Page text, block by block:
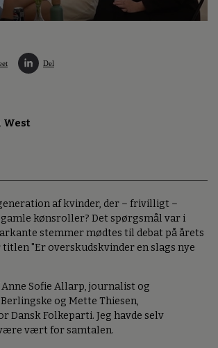
Del
West
af kvinder, der – frivilligt –
kønsroller? Det spørgsmål var i
stemmer mødtes til debat på årets
titlen "Er overskudskvinder en slags nye
Sofie Allarp, journalist og
og Mette Thiesen,
Dansk Folkeparti. Jeg havde selv
vært for samtalen.